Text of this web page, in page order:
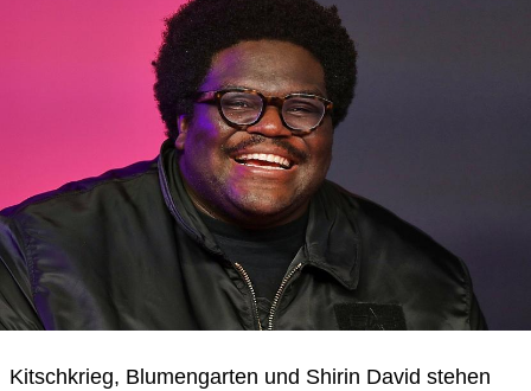
Kitschkrieg, Blumengarten und Shirin David stehen